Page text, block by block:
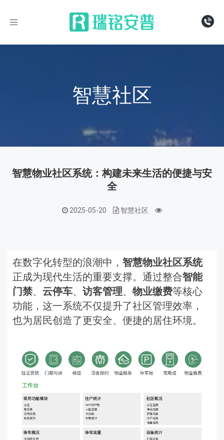
导
智慧社区
智慧物业社区系统：构建未来生活的便捷与安
全
2025-05-20 智慧社区
在数字化转型的浪潮中， 智慧物业社区系统
正成为现代生活的重要支撑。通过整合智能
门禁、 云停车、 访客管理、 物业缴费等核心
功能，这一系统不仅提升了社区管理效率，
也为居民创造了更安全、便捷的居住环境。